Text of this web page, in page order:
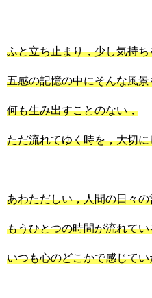
ふと立ち止まり，少し気持
五感の記憶の中にそんな風
何も生み出すことのない，
ただ流れてゆく時を，大切に
あわただしい，人間の日々
もうひとつの時間が流れて
いつも心のどこかで感じてい